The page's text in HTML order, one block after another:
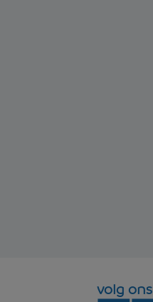
volg ons